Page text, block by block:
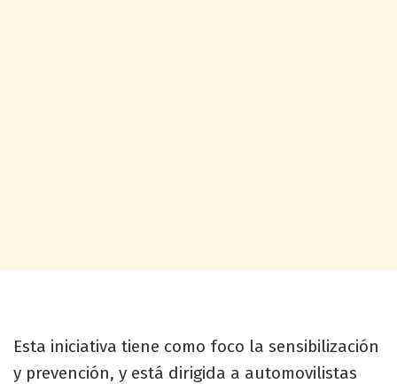
Esta iniciativa tiene como foco la sensibilización
y prevención, y está dirigida a automovilistas